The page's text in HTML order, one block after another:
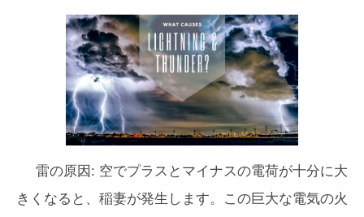
雷の原因: 空でプラスとマイナスの電荷が十分に大
きくなると、稲妻が発生します。この巨大な電気の火